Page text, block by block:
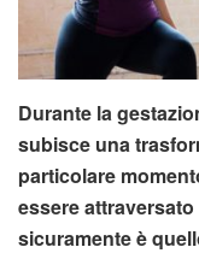
Durante la
subisce una
particolare
essere
sicuramente è